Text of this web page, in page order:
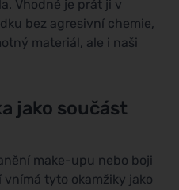
Vhodné je prát ji v
bez agresivní chemie,
materiál, ale i naši
jako součást
make-upu nebo boji
tyto okamžiky jako